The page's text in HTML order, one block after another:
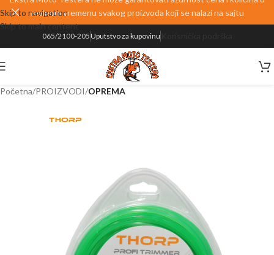
Skip to navigation
Skip to main content
realnom vremenu svakog proizvoda koji se nalazi na sajtu
065/2100-205Uputstvo za kupovinu
Početna PROIZVODI OPREMA